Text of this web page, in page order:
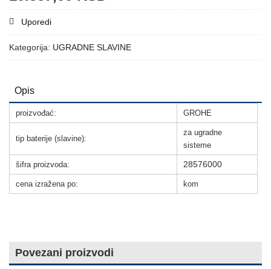
Uporedi
Kategorija: UGRADNE SLAVINE
Opis
proizvođać: GROHE
tip baterije (slavine):
za ugradne
sisteme
šifra proizvoda: 28576000
cena izražena po: kom
Povezani proizvodi